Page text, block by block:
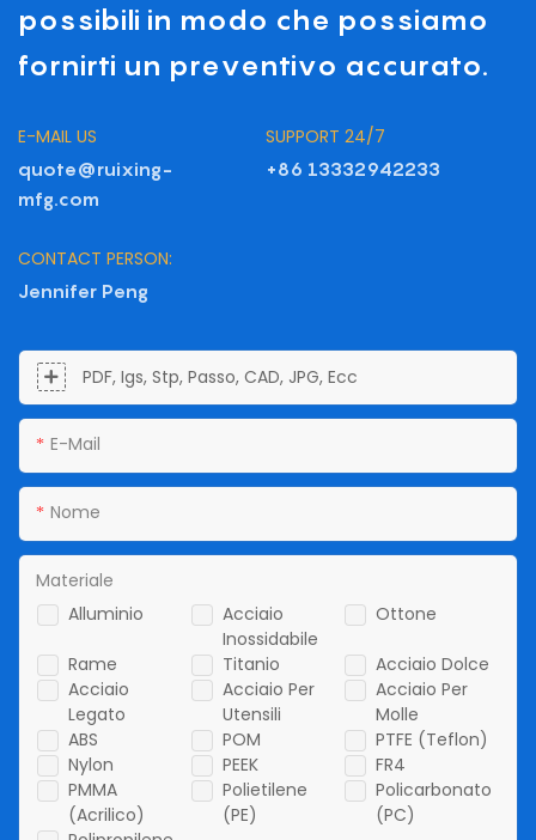
possibili in modo che possiamo
fornirti un preventivo accurato.
E-MAIL US
quote@ruixing-
mfg.com
SUPPORT 24/7
+86 13332942233
CONTACT PERSON:
Jennifer Peng
PDF, Igs, Stp, Passo, CAD, JPG, Ecc
E-Mail
Nome
Alluminio
Acciaio
Inossidabile
Ottone
Rame Titanio
Acciaio Dolce
Acciaio
Legato
Acciaio Per
Utensili
Acciaio Per
Molle
ABS
POM
PTFE (Teflon)
Nylon
PEEK
FR4
PMMA
(acrilico)
Polietilene
(PE)
Policarbonato
(PC)
Materiale